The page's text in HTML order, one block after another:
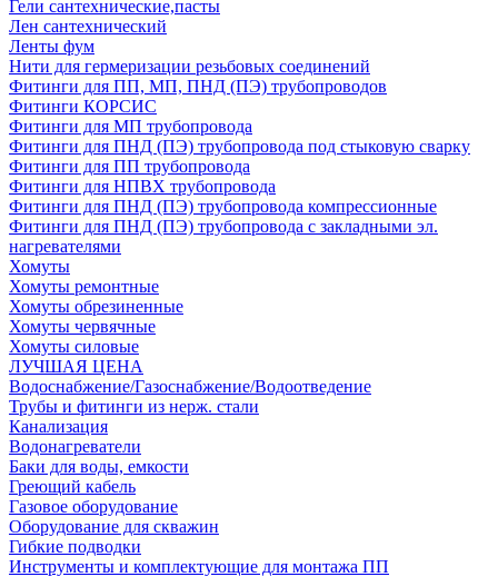
Гели сантехнические,пасты
Лен сантехнический
Ленты фум
Нити для гермеризации резьбовых соединений
Фитинги для ПП, МП, ПНД (ПЭ) трубопроводов
Фитинги КОРСИС
Фитинги для МП трубопровода
Фитинги для ПНД (ПЭ) трубопровода под стыковую сварку
Фитинги для ПП трубопровода
Фитинги для НПВХ трубопровода
Фитинги для ПНД (ПЭ) трубопровода компрессионные
Фитинги для ПНД (ПЭ) трубопровода с закладными эл.
нагревателями
Хомуты
Хомуты ремонтные
Хомуты обрезиненные
Хомуты червячные
Хомуты силовые
ЛУЧШАЯ ЦЕНА
Водоснабжение/Газоснабжение/Водоотведение
Трубы и фитинги из нерж. стали
Канализация
Водонагреватели
Баки для воды, емкости
Греющий кабель
Газовое оборудование
Оборудование для скважин
Гибкие подводки
Инструменты и комплектующие для монтажа ПП